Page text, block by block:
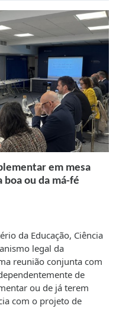
em mesa
ou da má-fé
da Educação, Ciência
legal da
reunião conjunta com
de
ou de já terem
com o projeto de